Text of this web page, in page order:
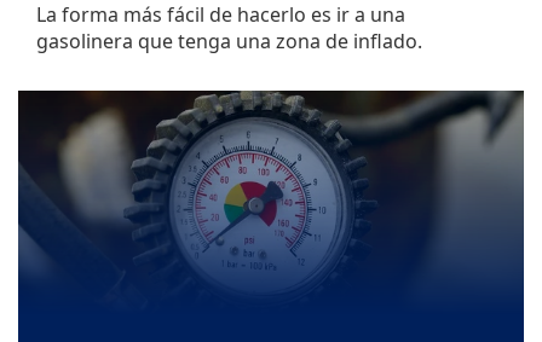
La forma más fácil de hacerlo es ir a una
gasolinera que tenga una zona de inflado.